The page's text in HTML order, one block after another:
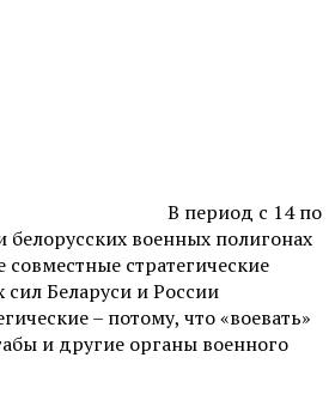
В период с 14 по
белорусских военных полигонах
совместные стратегические
Беларуси и России
– потому, что «воевать»
и другие органы военного